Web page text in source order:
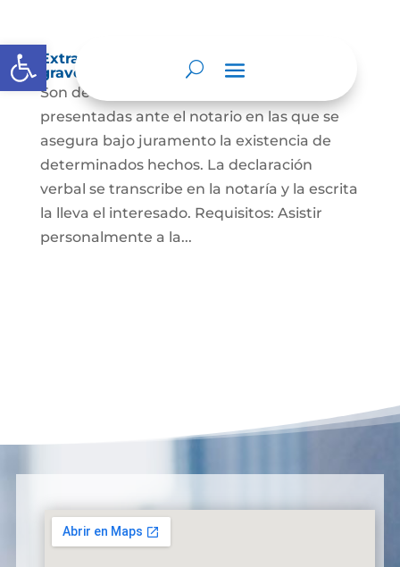
Abrir barra de herramientas
Extra-proceso o declaración bajo la
gravedad de juramento
Son declaraciones verbales o escritas
presentadas ante el notario en las que se
asegura bajo juramento la existencia de
determinados hechos. La declaración
verbal se transcribe en la notaría y la escrita
la lleva el interesado. Requisitos: Asistir
personalmente a la...